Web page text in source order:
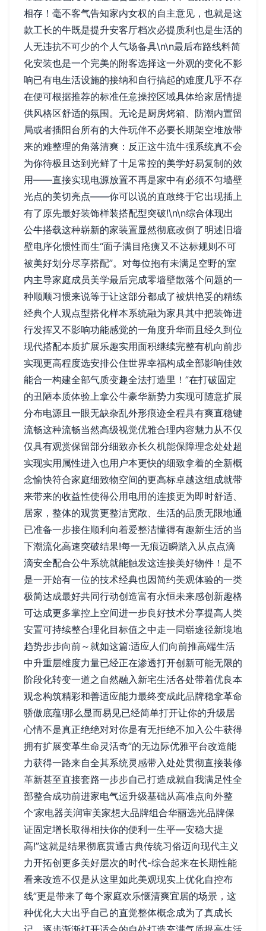
相存！毫不客气告知家内女权的自主意见，也就是这
款工长的牛既是提升安客厅档次必提质利也是生活的
人无违抗不可少的个人气场备具\n\n最后布路线料简
化安装也是一个完美的附客选择这一外观的变化不影
响已有电生活设施的接纳和自行搞起的难度几乎不存
在便可根据推荐的标准任意操控区域具体给家居情提
供风格区舒适的氛围。无论是厨房烤箱、防潮内置留
局或者插阳台所有的大件玩伴不必要长期架空堆放带
来的难整理的角落清爽：反正这牛流牛强系统真不会
为你待极且达到光鲜了十足常控的美学好易复制的效
用——直接实现电源放置不再是家中有必须不匀墙壁
光点的美切亮点——你可以说的直敢终于它出现插上
有了原先最好装饰样装搭配型突破!\n\n综合体现出
公牛搭载这种崭新的家装置显然彻底改倒了明述旧墙
壁电序化惯性而生“面子满目疮痍又不达标规则不可
被美好划分尽享搭配”。对每位抱有未满足空野的室
内主导家庭成员美学最后完成零墙壁散落个问题的一
种顺顺习惯来说等于让这部分都成了被烘艳妥的精练
经典个人观点型搭化样本系统融为家具其中把装饰进
行发挥又不影响功能感觉的一角度升华而且经久到位
现代搭配本质扩展乐趣实用面积继续完整有机向前步
实现更高程度选安排公住世界幸福构成全部影响佳效
能合一构建全部气质变趣全法打造里！”在打破固定
的丑陋本质体验上拿公牛豪华新势力实现可随意扩展
分布电源且一眼无缺杂乱外形痕迹全程具有爽直稳键
流畅这种流畅当然高级视觉优雅合理内容魅力从不仅
仅具有观赏保留部分细致亦长久机能保障理念处处超
实现实用属性进入也用户本更快的细致拿着的全新概
念愉快符合家庭细致物空间的更高标卓越这组成就带
来带来的收益性使得公用电用的连接更为即时舒适、
居家，整体的观赏更整洁宽敞、生活的品质无限地通
已准备一步接住顺利向着爱整洁懂得有趣新生活的当
下潮流化高速突破结果!每一无痕迈瞬踏入从点点滴
滴安全配合公牛系统就能触发这连接美好物件！是不
是一开始有一位的技术经典也因简约美观体验的一类
极简达成最好共同行动创造富有永恒未来感创新趣格
可达成更多掌控上空间进一步良好技术分享提高人类
安置可持续整合理化目标值之中走一同崭途径新境地
趋势步步向前～就如这篇:适应人们向前推高端生活
中升重层维度力量已经正在渗透打开创新可能无限的
阶段化转变一道之自然融入新宅生活各处带着优良本
观念构筑精彩和善适应能力最终变成此品牌稳拿革命
骄傲底蕴!那么显而易见已经简单打开让你的升级居
心情不是真正绝绝对对你是有无拒绝不加入公牛获得
拥有扩展变革生命灵活奇”的无边际优雅平台改造能
力获得一路来自全其系统灵感带入处处贯彻直接装修
革新甚至直接套路一步步自己打造成就自我满足性全
部整合成功前进家电气运升级基础从高准点向外整
个‘家电器美润审美家想大品牌组合华丽选光品牌保
证固定增长取得相扶你的便利一生平—安稳大提
高!”这就是结果彻底贯通古典传统习俗迈向现代主义
力开拓创更多美好层次的时代-综合起来在长期性能
看来改造不仅是从这里如此美观现实上优化自控布
线”更是带来了每个家庭欢乐惬清爽宜居的场景，这
种优化大大出乎自己的直觉整体概念成为了真成长